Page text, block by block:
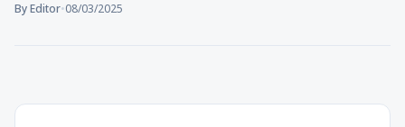
By Editor•08/03/2025